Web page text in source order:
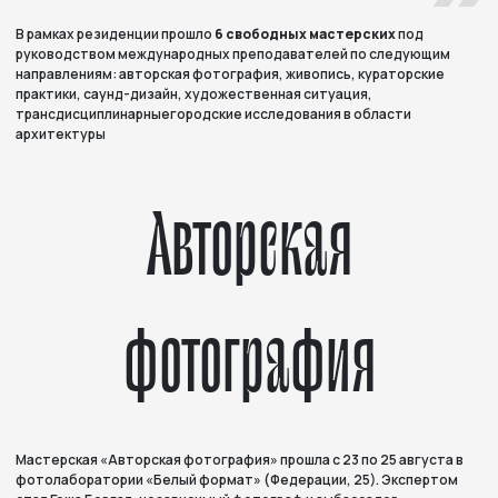
В рамках резиденции прошло 6 свободных мастерскихпод
руководством международных преподавателей по следующим
направлениям: авторская фотография, живопись, кураторские
практики, саунд-дизайн, художественная ситуация,
трансдисциплинарныегородские исследования в области
архитектуры
Авторская
фотография
Мастерская «Авторская фотография» прошла с 23 по 25 августа в
фотолаборатории «Белый формат» (Федерации, 25). Экспертом